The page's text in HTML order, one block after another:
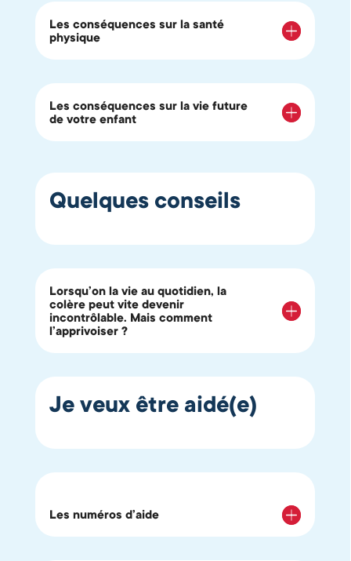
Les conséquences sur la santé
physique
Les conséquences sur la vie future
de votre enfant
Quelques conseils
Lorsqu’on la vie au quotidien, la
colère peut vite devenir
incontrôlable. Mais comment
l’apprivoiser ?
Je veux être aidé(e)
Les numéros d’aide